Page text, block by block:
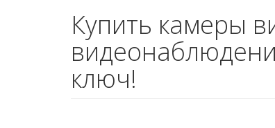
Купить камеры
ключ!